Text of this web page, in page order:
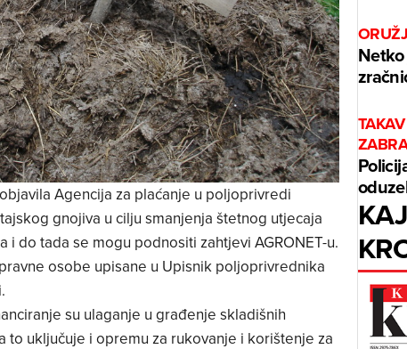
Agencija za plaćanje u poljoprivredi
gnojiva u cilju smanjenja štetnog utjecaja
i do tada se mogu podnositi zahtjevi AGRONET-u.
osobe upisane u Upisnik poljoprivrednika
su ulaganje u građenje skladišnih
to uključuje i opremu za rukovanje i korištenje za